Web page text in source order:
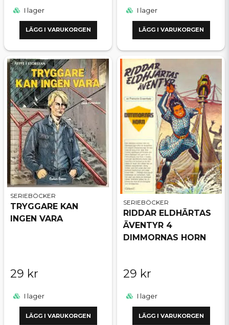
I lager
LÄGG I VARUKORGEN
I lager
LÄGG I VARUKORGEN
SERIEBÖCKER
TRYGGARE KAN
INGEN VARA
29 kr
I lager
LÄGG I VARUKORGEN
SERIEBÖCKER
RIDDAR ELDHÄRTAS
ÄVENTYR 4
DIMMORNAS HORN
29 kr
I lager
LÄGG I VARUKORGEN